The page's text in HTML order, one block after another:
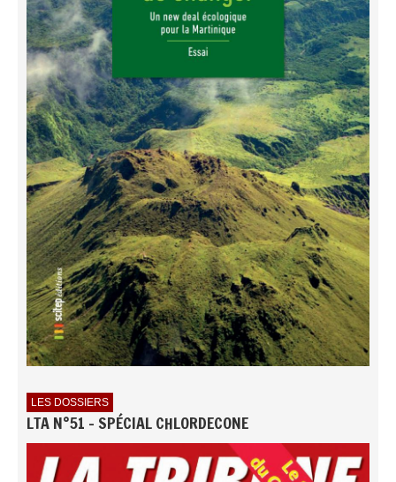
LES DOSSIERS
LTA N°51 - SPÉCIAL CHLORDECONE